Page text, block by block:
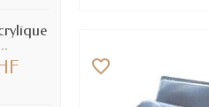
favorite_border